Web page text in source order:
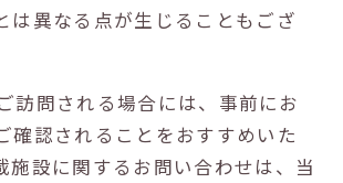
は異なる点が生じることもござ
訪問される場合には、事前にお
確認されることをおすすめいた
施設に関するお問い合わせは、当